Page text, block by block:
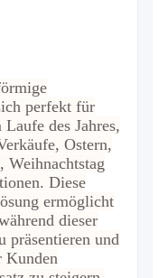
perfekt für
des Jahres,
Ostern,
Weihnachtstag
Diese
ermöglicht
dieser
präsentieren und
Kunden